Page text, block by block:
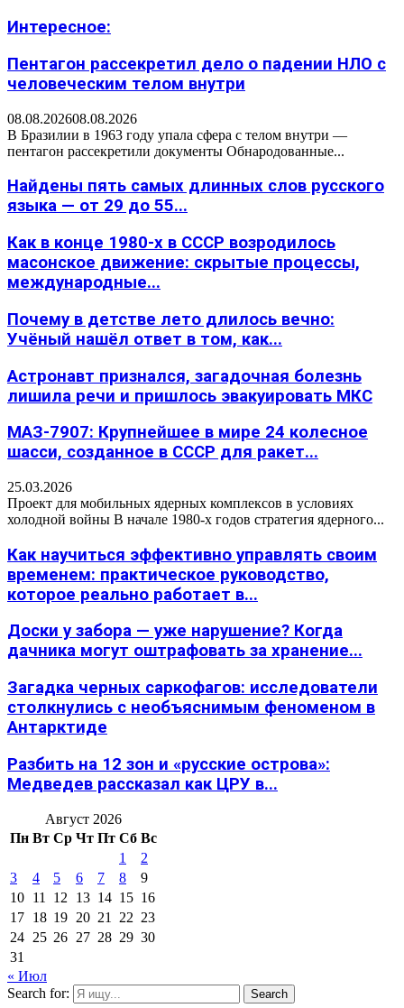
Интересное:
Пентагон рассекретил дело о падении НЛО с
человеческим телом внутри
08.08.202608.08.2026
В Бразилии в 1963 году упала сфера с телом внутри —
пентагон рассекретили документы Обнародованные...
Найдены пять самых длинных слов русского
языка — от 29 до 55...
Как в конце 1980-х в СССР возродилось
масонское движение: скрытые процессы,
международные...
Почему в детстве лето длилось вечно:
Учёный нашёл ответ в том, как...
Астронавт признался, загадочная болезнь
лишила речи и пришлось эвакуировать МКС
МАЗ-7907: Крупнейшее в мире 24 колесное
шасси, созданное в СССР для ракет...
25.03.2026
Проект для мобильных ядерных комплексов в условиях
холодной войны В начале 1980-х годов стратегия ядерного...
Как научиться эффективно управлять своим
временем: практическое руководство,
которое реально работает в...
Доски у забора — уже нарушение? Когда
дачника могут оштрафовать за хранение...
Загадка черных саркофагов: исследователи
столкнулись с необъяснимым феноменом в
Антарктиде
Разбить на 12 зон и «русские острова»:
Медведев рассказал как ЦРУ в...
Август 2026
Пн Вт Ср Чт Пт Сб Вс
1
2
3
4 5 6 7 8
9
10 11 12 13 14 15 16
17 18 19 20 21 22 23
24 25 26 27 28 29 30
31
« Июл
Search for:
Search